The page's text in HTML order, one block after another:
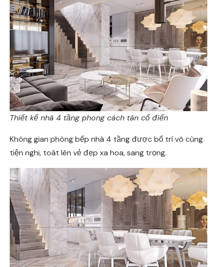
Thiết kế nhà 4 tầng phong cách tân cổ điển
Không gian phòng bếp nhà 4 tầng được bố trí vô cùng
tiện nghi, toát lên vẻ đẹp xa hoa, sang trọng.